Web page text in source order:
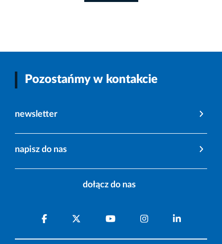
Pozostańmy w kontakcie
newsletter
napisz do nas
dołącz do nas